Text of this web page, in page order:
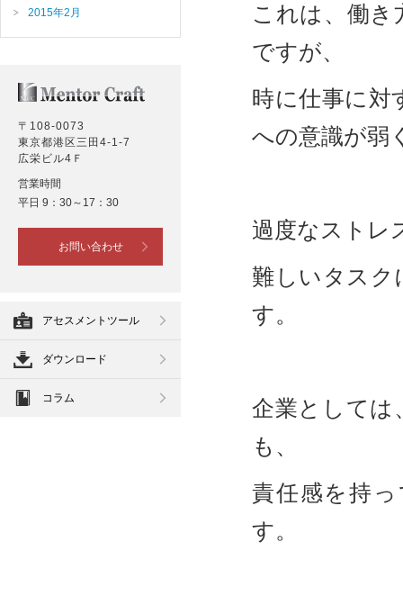
これは、働き
ですが、
時に仕事に対
への意識が弱
過度なストレ
難しいタスク
す。
企業としては
も、
責任感を持
す。
2015年2月
〒108-0073
東京都港区三田4-1-7
広栄ビル4Ｆ
営業時間
平日 9：30～17：30
お問い合わせ
アセスメントツール
ダウンロード
コラム